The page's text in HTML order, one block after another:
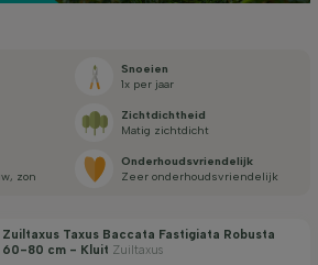
Snoeien
1x per jaar
Zicht­dichtheid
matig zichtdicht
zon
Onderhouds­vriendelijk
zeer onderhouds­vriendelijk
Zuiltaxus Taxus Baccata Fastigiata Robusta
60-80 cm - Kluit Zuiltaxus